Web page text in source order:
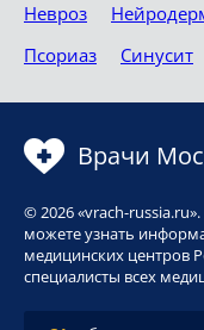
Невроз
Псориаз
Синусит
Врачи
© 2026 «vrach-
можете узнать
медицинских центров
специалисты всех